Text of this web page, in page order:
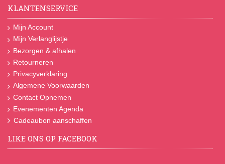
KLANTENSERVICE
Mijn Account
Mijn Verlanglijstje
Bezorgen & afhalen
Retourneren
Privacyverklaring
Algemene Voorwaarden
Contact Opnemen
Evenementen Agenda
Cadeaubon aanschaffen
LIKE ONS OP FACEBOOK